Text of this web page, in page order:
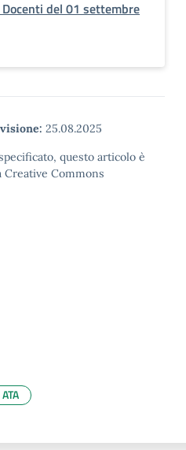
del 01 settembre
25.08.2025
questo articolo è
Commons